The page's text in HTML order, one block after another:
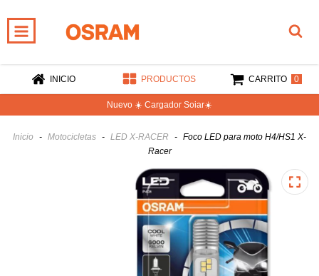
INICIO PRODUCTOS CARRITO 0
Nuevo ☀️ Cargador Soiar☀️
Inicio - Motocicletas - LED X-RACER - Foco LED para moto H4/HS1 X-
Racer